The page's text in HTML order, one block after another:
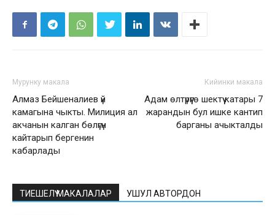
Мурунку макала
Алмаз Бейшеналиев үй
камагына чыкты. Милиция ал
акчанын калган бөлүгүн
кайтарып бергенин
кабарлады
Кийинки макала
Адам өлтүрүүгө шектүү катары 7
жарандын бул ишке кантип
барганы ачыкталды
ТИЕШЕЛҮҮ МАКАЛАЛАР УШУЛ АВТОРДОН